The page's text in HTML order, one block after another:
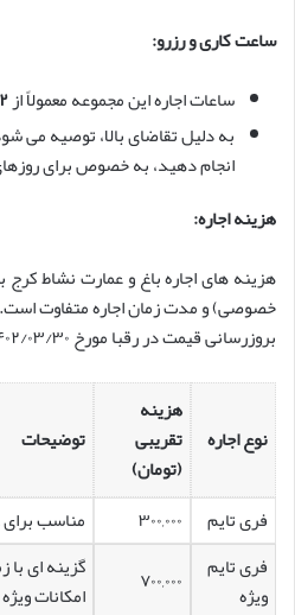
ساعت کاری و رزرو:
ساعات اجاره این مجموعه معمولاً از۱۲ ظهر
به دلیل تقاضای بالا، توصیه می
انجام دهید، به خصوص برای
هزینه اجاره:
هزینه های اجاره باغ و عمارت نشاط
خصوصی) و مدت زمان اجاره متفاوت
بروزرسانی قیمت در رقبا مورخ ۱۴۰۲/۰۳/۳۰):
نوع اجاره
هزینه
تقریبی
(تومان)
توضیحات
فری تایم ۳۰۰,۰۰۰
مناسب
فری تایم
ویژه
۷۰۰,۰۰۰
گزینه ای
امکانات ویژه